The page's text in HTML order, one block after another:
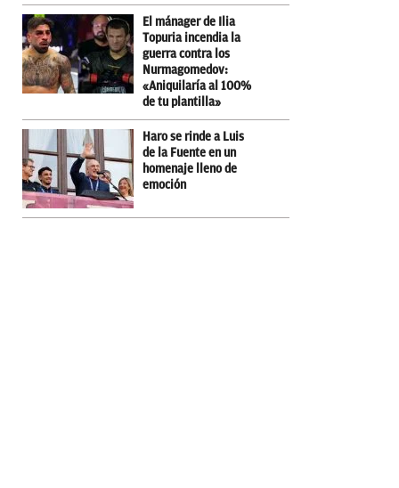
El mánager de Ilia
Topuria incendia la
guerra contra los
Nurmagomedov:
«Aniquilaría al 100%
de tu plantilla»
Haro se rinde a Luis
de la Fuente en un
homenaje lleno de
emoción